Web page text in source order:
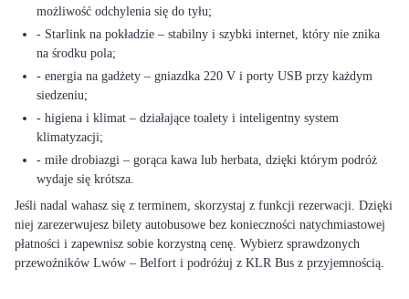
możliwość odchylenia się do tyłu;
- Starlink na pokładzie – stabilny i szybki internet, który nie znika
na środku pola;
- energia na gadżety – gniazdka 220 V i porty USB przy każdym
siedzeniu;
- higiena i klimat – działające toalety i inteligentny system
klimatyzacji;
- miłe drobiazgi – gorąca kawa lub herbata, dzięki którym podróż
wydaje się krótsza.
Jeśli nadal wahasz się z terminem, skorzystaj z funkcji rezerwacji. Dzięki
niej zarezerwujesz bilety autobusowe bez konieczności natychmiastowej
płatności i zapewnisz sobie korzystną cenę. Wybierz sprawdzonych
przewoźników Lwów – Belfort i podróżuj z KLR Bus z przyjemnością.